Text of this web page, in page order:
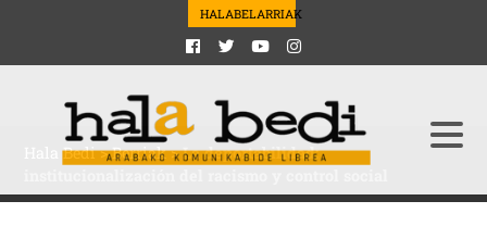
HALABELARRIAK
Hala Bedi>Berriak>La deportabilidad: